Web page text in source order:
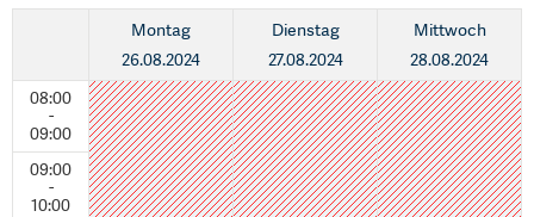
08:00
-
09:00
09:00
-
10:00
Montag
26.08.2024
Dienstag
27.08.2024
Mittwoch
28.08.2024